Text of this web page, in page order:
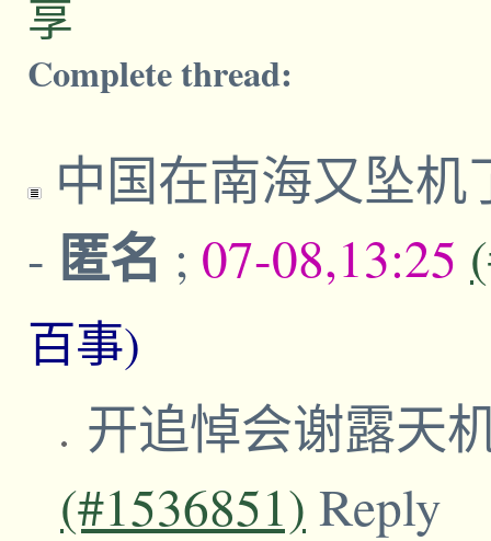
享
Complete thread:
中国在南海又坠
- 匿名 ; 07-08,13:25
百事)
开追悼会谢露天
(#1536851) Reply